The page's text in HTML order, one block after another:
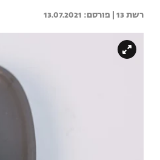
רשת 13 | 13.07.2021